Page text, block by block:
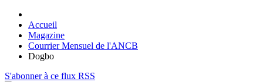
Accueil
Magazine
Courrier Mensuel de l'ANCB
Dogbo
S'abonner à ce flux RSS